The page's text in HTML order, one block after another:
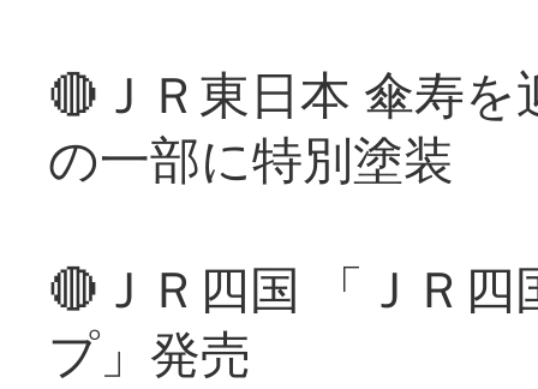
🔴ＪＲ東日本 傘寿
の一部に特別塗装
🔴ＪＲ四国 「ＪＲ
プ」発売